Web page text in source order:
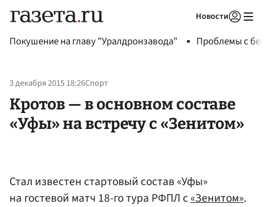
Новости
Покушение на главу "Уралдронзавода" Проблемы с
3 декабря 2015 18:26Спорт
Кротов — в основном составе
«Уфы» на встречу с «Зенитом»
Стал известен стартовый состав «Уфы»
на гостевой матч 18-го тура РФПЛ с«Зенитом».